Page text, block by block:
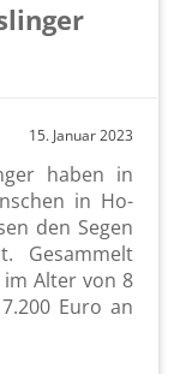
15. Ja­nu­ar 2023
haben in
in Ho­
den Segen
Ge­sam­melt
Alter von 8
Euro an